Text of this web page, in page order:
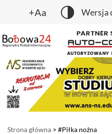
+Aa Wersja
Strona główna > #Piłka nożna